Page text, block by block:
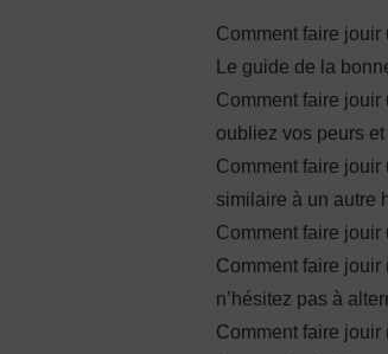
Comment faire jouir
Le guide de la
Comment faire jouir
oubliez vos peurs
Comment faire jouir
similaire à un autre
Comment faire jouir
Comment faire jouir
n’hésitez pas à
Comment faire